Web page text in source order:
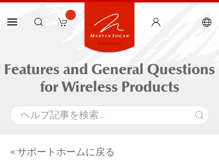
Features and General Questions
for Wireless Products
« サポートホームに戻る